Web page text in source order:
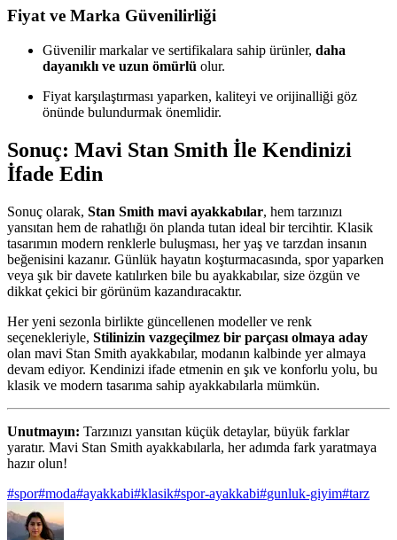
Fiyat ve Marka Güvenilirliği
Güvenilir markalar ve sertifikalara sahip ürünler, daha
dayanıklı ve uzun ömürlü olur.
Fiyat karşılaştırması yaparken, kaliteyi ve orijinalliği göz
önünde bulundurmak önemlidir.
Sonuç: Mavi Stan Smith İle Kendinizi
İfade Edin
Sonuç olarak, Stan Smith mavi ayakkabılar, hem tarzınızı
yansıtan hem de rahatlığı ön planda tutan ideal bir tercihtir. Klasik
tasarımın modern renklerle buluşması, her yaş ve tarzdan insanın
beğenisini kazanır. Günlük hayatın koşturmacasında, spor yaparken
veya şık bir davete katılırken bile bu ayakkabılar, size özgün ve
dikkat çekici bir görünüm kazandıracaktır.
Her yeni sezonla birlikte güncellenen modeller ve renk
seçenekleriyle, Stilinizin vazgeçilmez bir parçası olmaya aday
olan mavi Stan Smith ayakkabılar, modanın kalbinde yer almaya
devam ediyor. Kendinizi ifade etmenin en şık ve konforlu yolu, bu
klasik ve modern tasarıma sahip ayakkabılarla mümkün.
Unutmayın: Tarzınızı yansıtan küçük detaylar, büyük farklar
yaratır. Mavi Stan Smith ayakkabılarla, her adımda fark yaratmaya
hazır olun!
#spor#moda#ayakkabi#klasik#spor-ayakkabi#gunluk-giyim#tarz